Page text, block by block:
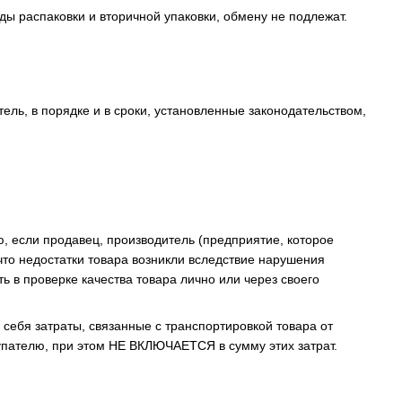
распаковки и вторичной упаковки, обмену не подлежат.
в порядке и в сроки, установленные законодательством,
продавец, производитель (предприятие, которое
недостатки товара возникли вследствие нарушения
проверке качества товара лично или через своего
затраты, связанные с транспортировкой товара от
при этом НЕ ВКЛЮЧАЕТСЯ в сумму этих затрат.